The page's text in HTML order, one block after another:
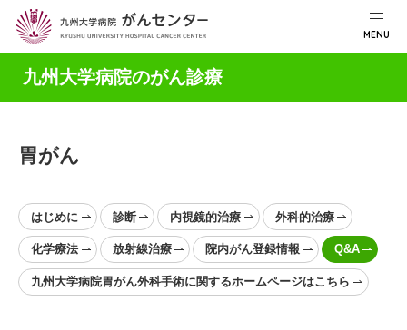
MENU
九州大学病院のがん診療
胃がん
はじめに 診断 内視鏡的治療 外科的治療
化学療法 放射線治療 院内がん登録情報 Q&A
九州大学病院胃がん外科手術に関するホームページはこちら